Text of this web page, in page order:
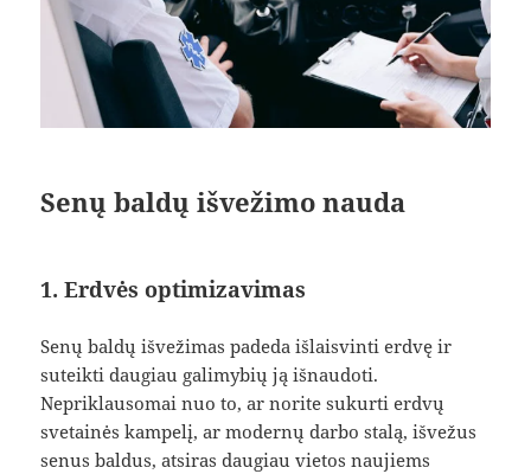
Senų baldų išvežimo nauda
1. Erdvės optimizavimas
Senų baldų išvežimas padeda išlaisvinti erdvę ir
suteikti daugiau galimybių ją išnaudoti.
Nepriklausomai nuo to, ar norite sukurti erdvų
svetainės kampelį, ar modernų darbo stalą, išvežus
senus baldus, atsiras daugiau vietos naujiems